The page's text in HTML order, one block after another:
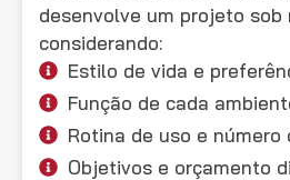
desenvolve um projeto sob
considerando:
Estilo de vida e
Função de cada
Rotina de uso e número
Objetivos e orçamento